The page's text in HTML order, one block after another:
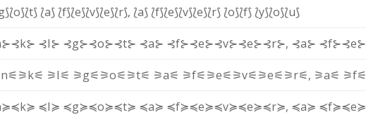
⟅o⟆⟅t⟆ ⟅a⟆ ⟅f⟆⟅e⟆⟅v⟆⟅e⟆⟅r⟆, ⟅a⟆ ⟅f⟆⟅e⟆⟅v⟆⟅e⟆⟅r⟆ ⟅o⟆⟅f⟆ ⟅y⟆⟅o⟆⟅u⟆
⊰k⊱ ⊰I⊱ ⊰g⊱⊰o⊱⊰t⊱ ⊰a⊱ ⊰f⊱⊰e⊱⊰v⊱⊰e⊱⊰r⊱, ⊰a⊱ ⊰f⊱⊰e⊱
⚞k⚟ ⚞I⚟ ⚞g⚟⚞o⚟⚞t⚟ ⚞a⚟ ⚞f⚟⚞e⚟⚞v⚟⚞e⚟⚞r⚟, ⚞a⚟ ⚞f⚟
≼k≽ ≼I≽ ≼g≽≼o≽≼t≽ ≼a≽ ≼f≽≼e≽≼v≽≼e≽≼r≽, ≼a≽ ≼f≽≼e≽